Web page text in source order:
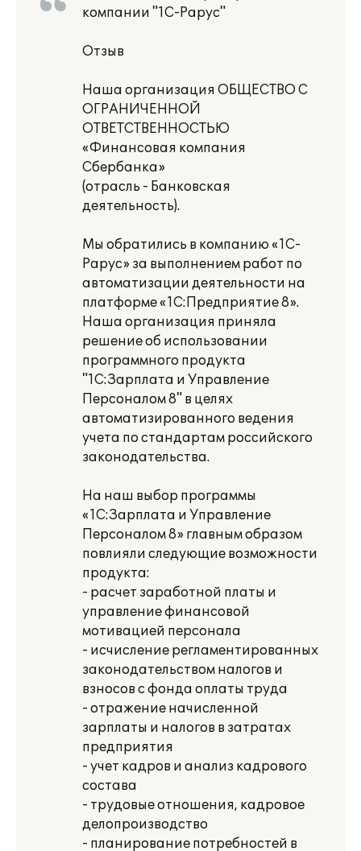
компании "1С-Рарус"
Отзыв
Наша организация ОБЩЕСТВО С
ОГРАНИЧЕННОЙ
ОТВЕТСТВЕННОСТЬЮ
«Финансовая компания
Сбербанка»
(отрасль - Банковская
деятельность).
Мы обратились в компанию «1С-
Рарус» за выполнением работ по
автоматизации деятельности на
платформе «1С:Предприятие 8».
Наша организация приняла
решение об использовании
программного продукта
"1С:Зарплата и Управление
Персоналом 8" в целях
автоматизированного ведения
учета по стандартам российского
законодательства.
На наш выбор программы
«1С:Зарплата и Управление
Персоналом 8» главным образом
повлияли следующие возможности
продукта:
- расчет заработной платы и
управление финансовой
мотивацией персонала
- исчисление регламентированных
законодательством налогов и
взносов с фонда оплаты труда
- отражение начисленной
зарплаты и налогов в затратах
предприятия
- учет кадров и анализ кадрового
состава
- трудовые отношения, кадровое
делопроизводство
- планирование потребностей в